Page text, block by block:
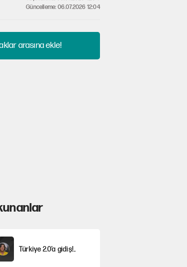
Güncelleme: 06.07.2026 12:04
arasına ekle!
Türkiye 2.0’a gidiş!..